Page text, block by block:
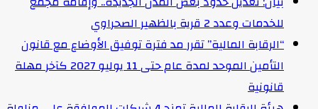
للخدمات وعدد 2 قرية بالظهير الصحراوي
“الرقابة المالية” تقرر مد فترة توفيق الأوضاع مع قانون
التأمين الموحد لمدة عام حتى 11 يوليو 2027 كآخر مهلة
قانونية